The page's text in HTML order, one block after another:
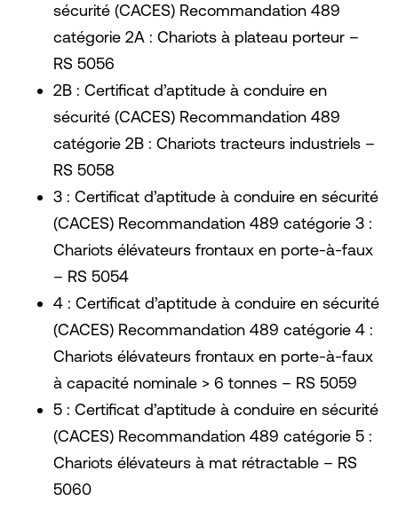
sécurité (CACES) Recommandation 489
catégorie 2A : Chariots à plateau porteur –
RS 5056
2B : Certificat d’aptitude à conduire en
sécurité (CACES) Recommandation 489
catégorie 2B : Chariots tracteurs industriels –
RS 5058
3 : Certificat d’aptitude à conduire en sécurité
(CACES) Recommandation 489 catégorie 3 :
Chariots élévateurs frontaux en porte-à-faux
– RS 5054
4 : Certificat d’aptitude à conduire en sécurité
(CACES) Recommandation 489 catégorie 4 :
Chariots élévateurs frontaux en porte-à-faux
à capacité nominale > 6 tonnes – RS 5059
5 : Certificat d’aptitude à conduire en sécurité
(CACES) Recommandation 489 catégorie 5 :
Chariots élévateurs à mat rétractable – RS
5060